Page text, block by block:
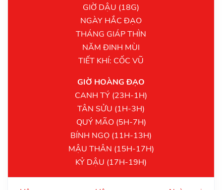
GIỜ DẬU (18G)
NGÀY HẮC ĐẠO
THÁNG GIÁP THÌN
NĂM ĐINH MÙI
TIẾT KHÍ: CỐC VŨ
GIỜ HOÀNG ĐẠO
CANH TÝ (23H-1H)
TÂN SỬU (1H-3H)
QUÝ MÃO (5H-7H)
BÍNH NGỌ (11H-13H)
MẬU THÂN (15H-17H)
KỶ DẬU (17H-19H)